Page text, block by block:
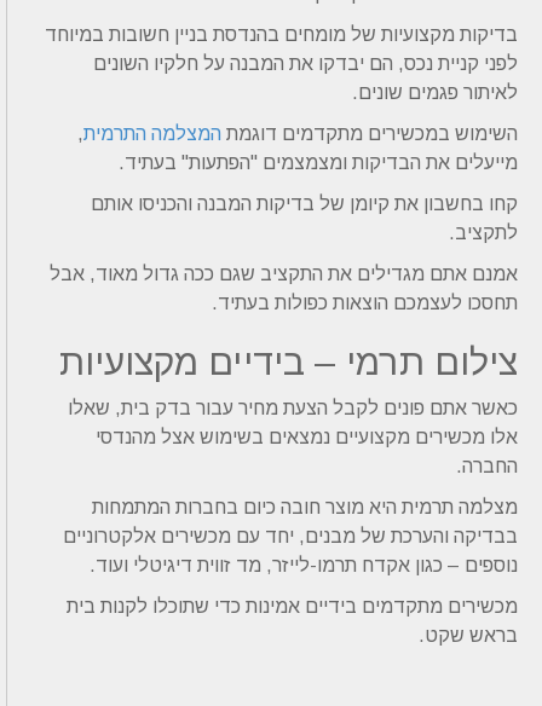
בדיקות מקצועיות של מומחים בהנדסת בניין חשובות במיוחד
לפני קניית נכס, הם יבדקו את המבנה על חלקיו השונים
לאיתור פגמים שונים.
השימוש במכשירים מתקדמים דוגמת המצלמה התרמית,
מייעלים את הבדיקות ומצמצמים "הפתעות" בעתיד.
קחו בחשבון את קיומן של בדיקות המבנה והכניסו אותם
לתקציב.
אמנם אתם מגדילים את התקציב שגם ככה גדול מאוד, אבל
תחסכו לעצמכם הוצאות כפולות בעתיד.
צילום תרמי – בידיים מקצועיות
כאשר אתם פונים לקבל הצעת מחיר עבור בדק בית, שאלו
אלו מכשירים מקצועיים נמצאים בשימוש אצל מהנדסי
החברה.
מצלמה תרמית היא מוצר חובה כיום בחברות המתמחות
בבדיקה והערכת של מבנים, יחד עם מכשירים אלקטרוניים
נוספים – כגון אקדח תרמו-לייזר, מד זווית דיגיטלי ועוד.
מכשירים מתקדמים בידיים אמינות כדי שתוכלו לקנות בית
בראש שקט.